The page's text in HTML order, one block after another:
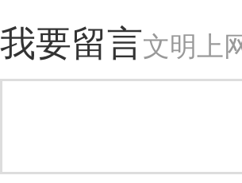
我要留言文明上